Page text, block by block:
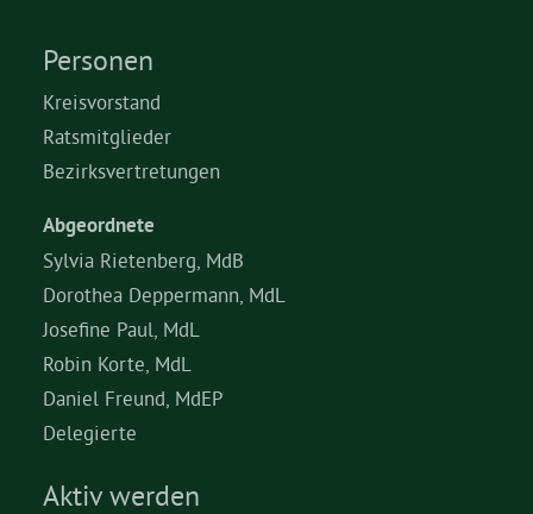
Personen
Kreisvorstand
Ratsmitglieder
Bezirksvertretungen
Abgeordnete
Sylvia Rietenberg, MdB
Dorothea Deppermann, MdL
Josefine Paul, MdL
Robin Korte, MdL
Daniel Freund, MdEP
Delegierte
Aktiv werden